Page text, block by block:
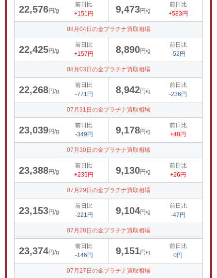
22,576円/g
前日比
+151円
9,473円/g
前日比
+583円
08月04日の金プラチナ買取相場
22,425円/g
前日比
+157円
8,890円/g
前日比
-52円
08月03日の金プラチナ買取相場
22,268円/g
前日比
-771円
8,942円/g
前日比
-236円
07月31日の金プラチナ買取相場
23,039円/g
前日比
-349円
9,178円/g
前日比
+48円
07月30日の金プラチナ買取相場
23,388円/g
前日比
+235円
9,130円/g
前日比
+26円
07月29日の金プラチナ買取相場
23,153円/g
前日比
-221円
9,104円/g
前日比
-47円
07月28日の金プラチナ買取相場
23,374円/g
前日比
-146円
9,151円/g
前日比
0円
07月27日の金プラチナ買取相場